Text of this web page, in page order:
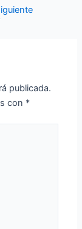
publicada.
con *